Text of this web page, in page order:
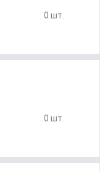
0 шт.
0 шт.